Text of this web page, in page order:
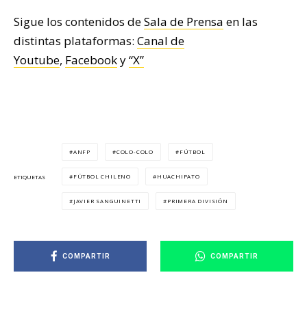
Sigue los contenidos deSala de Prensa en las
distintas plataformas: Canal de
Youtube, Facebooky“X”
ETIQUETAS
ANFP COLO-COLO FÚTBOL
FÚTBOL CHILENO HUACHIPATO
JAVIER SANGUINETTI PRIMERA DIVISIÓN
COMPARTIR COMPARTIR